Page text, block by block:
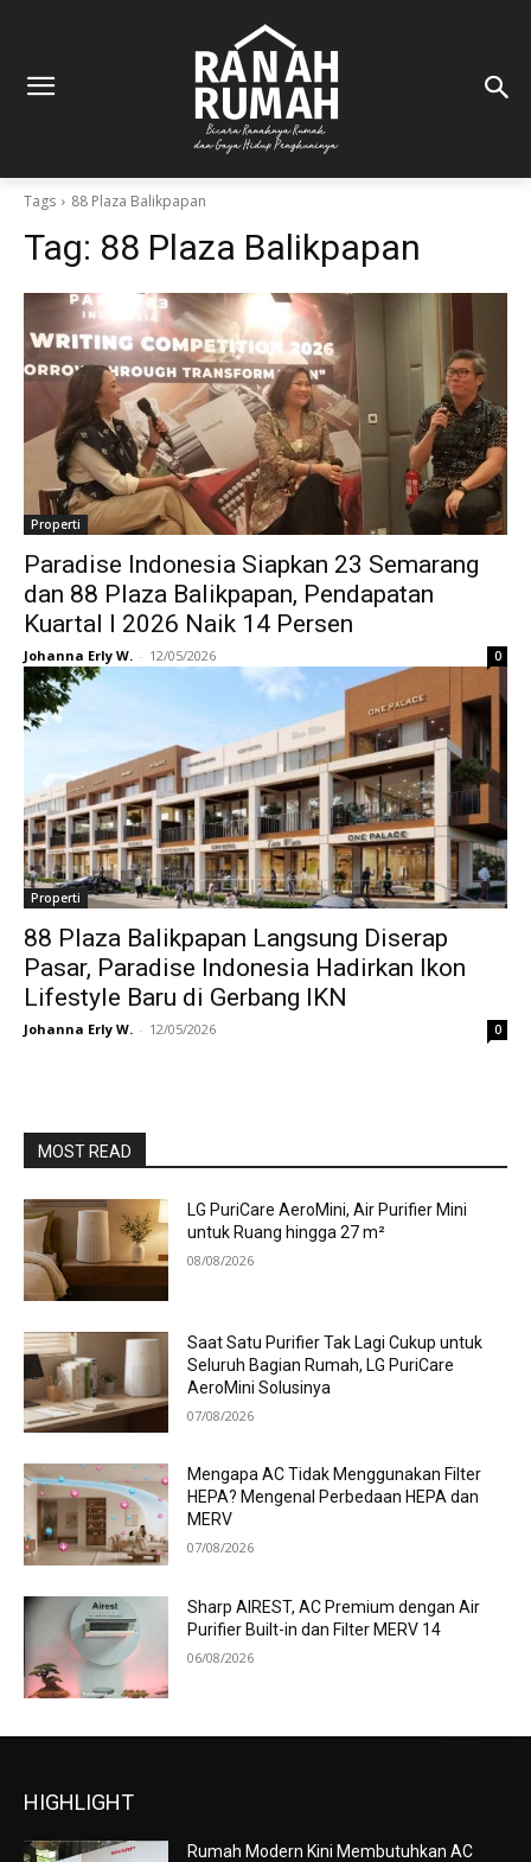
Tags 88 Plaza Balikpapan
Tag: 88 Plaza Balikpapan
Properti
Paradise Indonesia Siapkan 23 Semarang
dan 88 Plaza Balikpapan, Pendapatan
Kuartal I 2026 Naik 14 Persen
Johanna Erly W. - 12/05/2026 0
Properti
88 Plaza Balikpapan Langsung Diserap
Pasar, Paradise Indonesia Hadirkan Ikon
Lifestyle Baru di Gerbang IKN
Johanna Erly W. - 12/05/2026 0
MOST READ
LG PuriCare AeroMini, Air Purifier Mini
untuk Ruang hingga 27 m²
08/08/2026
Saat Satu Purifier Tak Lagi Cukup untuk
Seluruh Bagian Rumah, LG PuriCare
AeroMini Solusinya
07/08/2026
Mengapa AC Tidak Menggunakan Filter
HEPA? Mengenal Perbedaan HEPA dan
MERV
07/08/2026
Sharp AIREST, AC Premium dengan Air
Purifier Built-in dan Filter MERV 14
06/08/2026
HIGHLIGHT
Rumah Modern Kini Membutuhkan AC